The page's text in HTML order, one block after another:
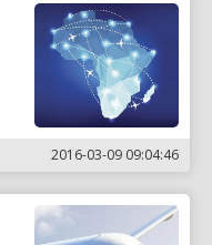
2016-03-09 09:04:46